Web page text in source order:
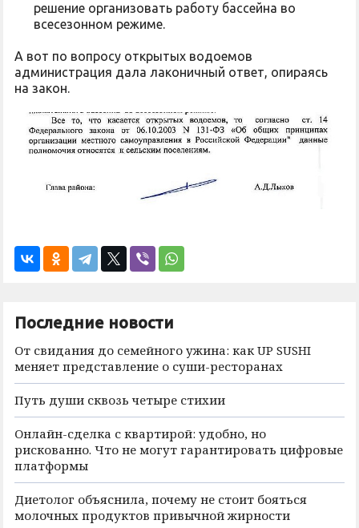
решение организовать работу бассейна во
всесезонном режиме.
А вот по вопросу открытых водоемов
администрация дала лаконичный ответ, опираясь
на закон.
Последние новости
От свидания до семейного ужина: как UP SUSHI
меняет представление о суши-ресторанах
Путь души сквозь четыре стихии
Онлайн-сделка с квартирой: удобно, но
рискованно. Что не могут гарантировать цифровые
платформы
Диетолог объяснила, почему не стоит бояться
молочных продуктов привычной жирности